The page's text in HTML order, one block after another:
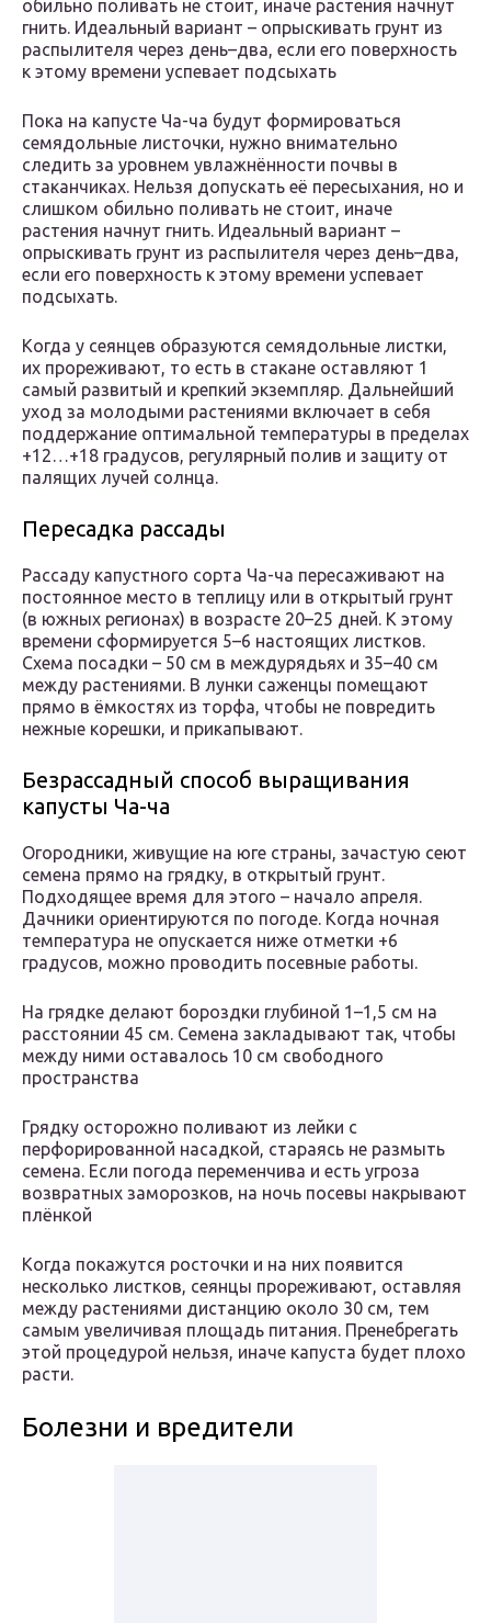
обильно поливать не стоит, иначе растения начнут
гнить. Идеальный вариант – опрыскивать грунт из
распылителя через день–два, если его поверхность
к этому времени успевает подсыхать
Пока на капусте Ча-ча будут формироваться
семядольные листочки, нужно внимательно
следить за уровнем увлажнённости почвы в
стаканчиках. Нельзя допускать её пересыхания, но и
слишком обильно поливать не стоит, иначе
растения начнут гнить. Идеальный вариант –
опрыскивать грунт из распылителя через день–два,
если его поверхность к этому времени успевает
подсыхать.
Когда у сеянцев образуются семядольные листки,
их прореживают, то есть в стакане оставляют 1
самый развитый и крепкий экземпляр. Дальнейший
уход за молодыми растениями включает в себя
поддержание оптимальной температуры в пределах
+12…+18 градусов, регулярный полив и защиту от
палящих лучей солнца.
Пересадка рассады
Рассаду капустного сорта Ча-ча пересаживают на
постоянное место в теплицу или в открытый грунт
(в южных регионах) в возрасте 20–25 дней. К этому
времени сформируется 5–6 настоящих листков.
Схема посадки – 50 см в междурядьях и 35–40 см
между растениями. В лунки саженцы помещают
прямо в ёмкостях из торфа, чтобы не повредить
нежные корешки, и прикапывают.
Безрассадный способ выращивания
капусты Ча-ча
Огородники, живущие на юге страны, зачастую сеют
семена прямо на грядку, в открытый грунт.
Подходящее время для этого – начало апреля.
Дачники ориентируются по погоде. Когда ночная
температура не опускается ниже отметки +6
градусов, можно проводить посевные работы.
На грядке делают бороздки глубиной 1–1,5 см на
расстоянии 45 см. Семена закладывают так, чтобы
между ними оставалось 10 см свободного
пространства
Грядку осторожно поливают из лейки с
перфорированной насадкой, стараясь не размыть
семена. Если погода переменчива и есть угроза
возвратных заморозков, на ночь посевы накрывают
плёнкой
Когда покажутся росточки и на них появится
несколько листков, сеянцы прореживают, оставляя
между растениями дистанцию около 30 см, тем
самым увеличивая площадь питания. Пренебрегать
этой процедурой нельзя, иначе капуста будет плохо
расти.
Болезни и вредители